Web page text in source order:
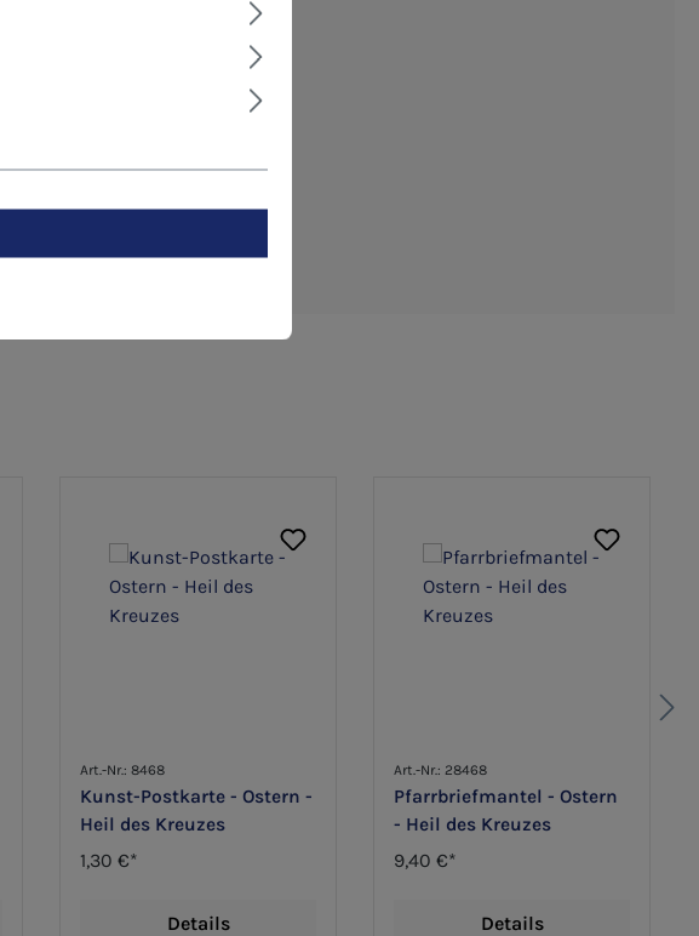
Art.-Nr.: 8468
Kunst-Postkarte - Ostern -
Heil des Kreuzes
1,30 €*
Details
Art.-Nr.: 28468
Pfarrbriefmantel - Ostern
- Heil des Kreuzes
9,40 €*
Details